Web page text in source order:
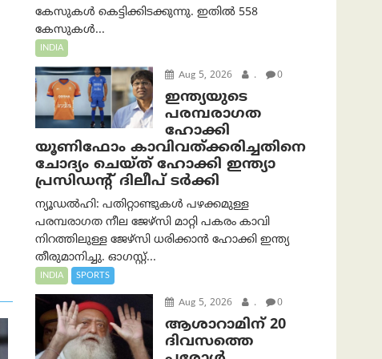
കേസുകൾ കെട്ടിക്കിടക്കുന്നു. ഇതിൽ 558
കേസുകൾ...
INDIA
Aug 5, 2026 . 0
ഇന്ത്യയുടെ
പരമ്പരാഗത
ഹോക്കി
യൂണിഫോം കാവിവത്ക്കരിച്ചതിനെ
ചോദ്യം ചെയ്ത് ഹോക്കി ഇന്ത്യാ
പ്രസിഡന്റ് ദിലീപ് ടര്‍ക്കി
ന്യൂഡൽഹി: പതിറ്റാണ്ടുകൾ പഴക്കമുള്ള
പരമ്പരാഗത നീല ജേഴ്‌സി മാറ്റി പകരം കാവി
നിറത്തിലുള്ള ജേഴ്‌സി ധരിക്കാൻ ഹോക്കി ഇന്ത്യ
തീരുമാനിച്ചു. ഓഗസ്റ്റ്...
INDIA SPORTS
Aug 5, 2026 . 0
ആശാറാമിന് 20
ദിവസത്തെ